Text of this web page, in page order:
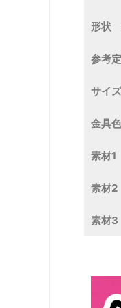
形状
参考
サイ
金具色
素材1
素材2
素材3